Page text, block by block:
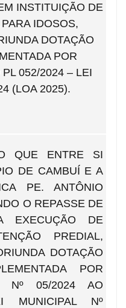
INSTITUIÇÃO DE
IDOSOS,
DOTAÇÃO
POR
052/2024 – LEI
(LOA 2025).
QUE ENTRE SI
DE CAMBUÍ E A
PE. ANTÔNIO
O REPASSE DE
EXECUÇÃO DE
PREDIAL,
DOTAÇÃO
POR
Nº 05/2024 AO
Nº